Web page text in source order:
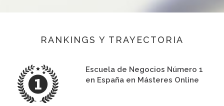
RANKINGS Y TRAYECTORIA
Escuela de Negocios Número 1
en España en Másteres Online